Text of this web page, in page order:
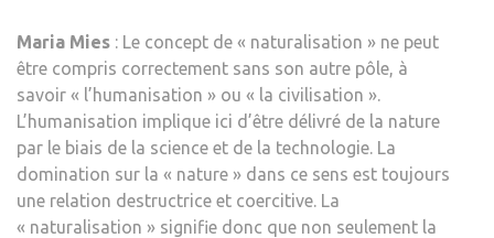
Maria Mies : Le concept de « naturalisation » ne peut
être compris correctement sans son autre pôle, à
savoir « l’humanisation » ou « la civilisation ».
L’humanisation implique ici d’être délivré de la nature
par le biais de la science et de la technologie. La
domination sur la « nature » dans ce sens est toujours
une relation destructrice et coercitive. La
« naturalisation » signifie donc que non seulement la